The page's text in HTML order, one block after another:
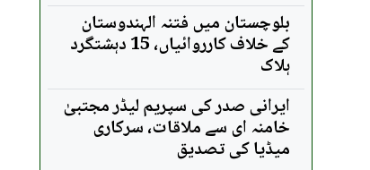
بلوچستان میں فتنہ الہندوستان
کے خلاف کارروائیاں، 15 دہشتگرد
ہلاک
ایرانی صدر کی سپریم لیڈر مجتبیٰ
خامنہ ای سے ملاقات، سرکاری
میڈیا کی تصدیق